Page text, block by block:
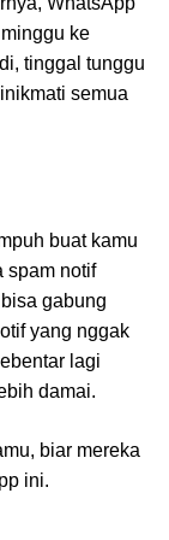
ke
tinggal tunggu
semua
buat kamu
spam notif
gabung
yang nggak
lagi
damai.
biar mereka
ini.